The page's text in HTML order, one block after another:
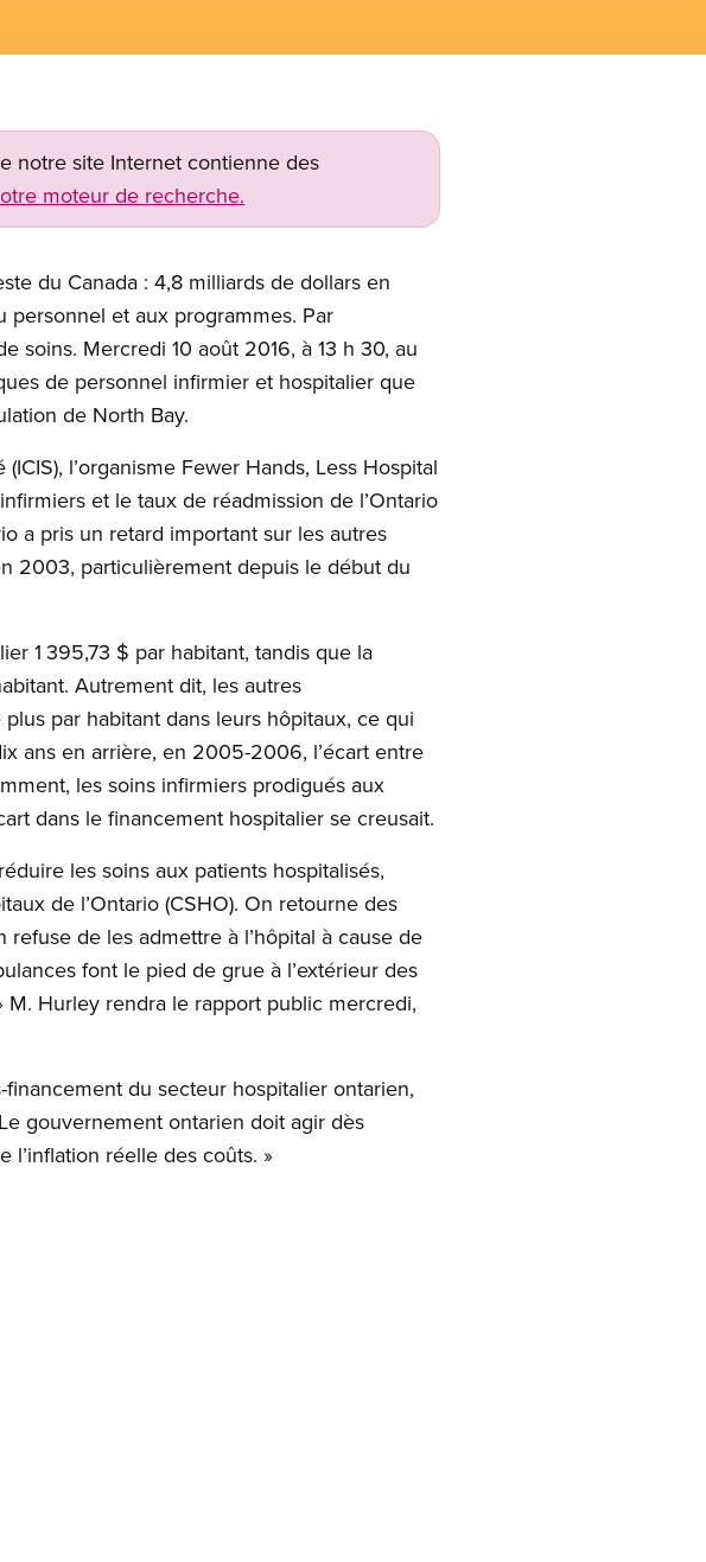
notre site Internet contienne des
moteur de recherche.
du Canada : 4,8 milliards de dollars en
personnel et aux programmes. Par
soins. Mercredi 10 août 2016, à 13 h 30, au
de personnel infirmier et hospitalier que
de North Bay.
l’organisme Fewer Hands, Less Hospital
et le taux de réadmission de l’Ontario
a pris un retard important sur les autres
2003, particulièrement depuis le début du
1 395,73 $ par habitant, tandis que la
Autrement dit, les autres
par habitant dans leurs hôpitaux, ce qui
ans en arrière, en 2005-2006, l’écart entre
les soins infirmiers prodigués aux
dans le financement hospitalier se creusait.
les soins aux patients hospitalisés,
de l’Ontario (CSHO). On retourne des
de les admettre à l’hôpital à cause de
font le pied de grue à l’extérieur des
M. Hurley rendra le rapport public mercredi,
du secteur hospitalier ontarien,
gouvernement ontarien doit agir dès
réelle des coûts. »